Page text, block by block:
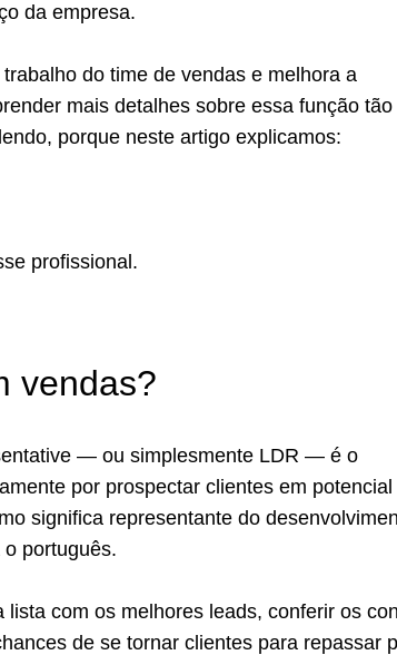
da empresa.
do time de vendas e melhora a
mais detalhes sobre essa função tão
porque neste artigo explicamos:
profissional.
vendas?
— ou simplesmente LDR — é o
por prospectar clientes em
significa representante do
o português.
lista com os melhores leads, conferir os
de se tornar clientes para repassar